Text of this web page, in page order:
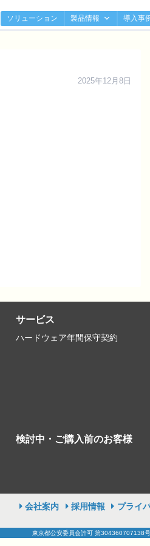
ソリューション 製品情報 導入事
2025年12月8日
サービス
ハードウェア年間保守契約
検討中・ご購入前のお客様
会社案内 採用情報 プライ
東京都公安委員会許可 第304360707138